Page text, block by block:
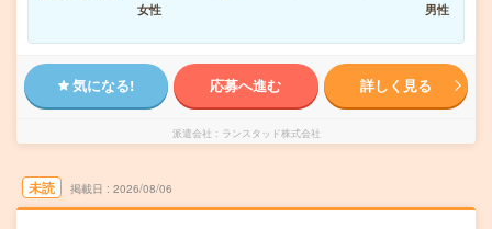
女性
男性
気になる! 応募へ進む 詳しく見る
派遣会社 ランスタッド株式会社
未読 掲載日 2026/08/06